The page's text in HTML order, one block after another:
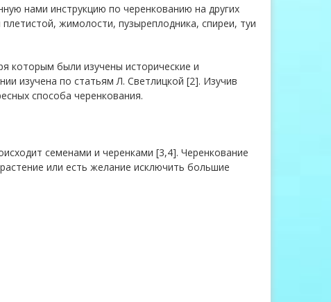
нами инструкцию по черенкованию на других
жимолости, пузыреплодника, спиреи, туи
которым были изучены исторические и
изучена по статьям Л. Светлицкой [2]. Изучив
способа черенкования.
семенами и черенками [3,4]. Черенкование
или есть желание исключить большие